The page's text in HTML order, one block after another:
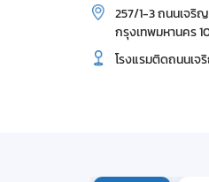
257/1-3 ถนนเจริ
กรุงเทพมหานคร
โรงแรมติดถนนเ